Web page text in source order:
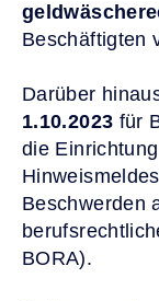
Beschäftigten
Darüber
1.10.2023 für
die
Beschwerden
BORA).